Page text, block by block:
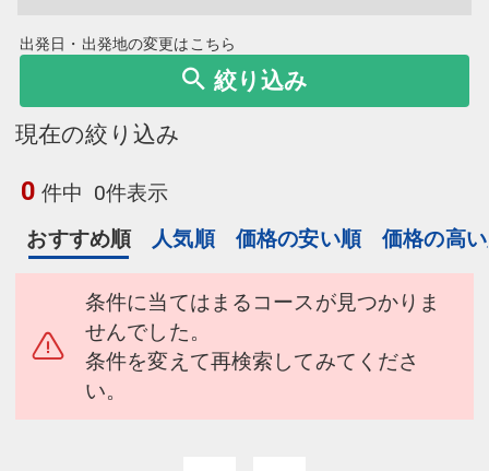
出発日・出発地の変更はこちら
絞り込み
現在の絞り込み
0 件中 0件表示
おすすめ順
人気順 価格の安い順 価格の高
条件に当てはまるコースが見つかりま
せんでした。
条件を変えて再検索してみてくださ
い。